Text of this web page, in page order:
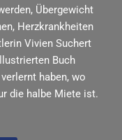
Übergewicht
Herzkrankheiten
Vivien Suchert
Buch
haben, wo
die halbe Miete ist.